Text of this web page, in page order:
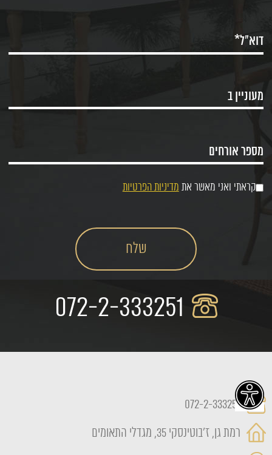
קראתי ואני מאשר את מדיניות הפרטיות
072-2-333251
רמת גן, ז'בוטינסקי 35, מגדלי התאומים